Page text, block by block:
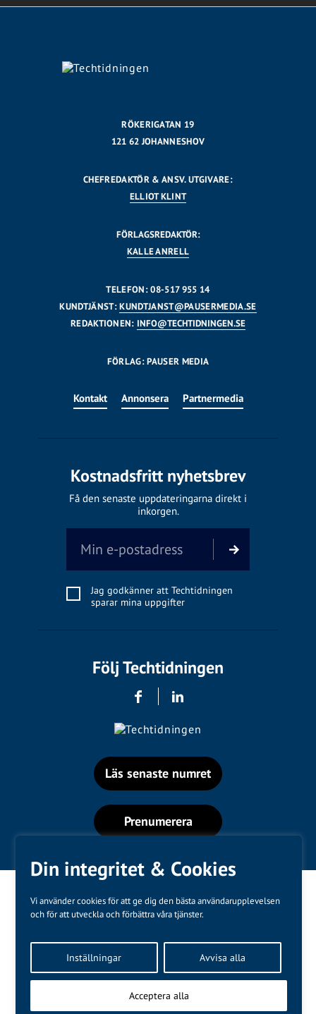
Din integritet & Cookies
Vi använder cookies för att ge dig den bästa användarupplevelsen
och för att utveckla och förbättra våra tjänster.
Inställningar Avvisa alla
Acceptera alla
RÖKERIGATAN 19
121 62 JOHANNESHOV
CHEFREDAKTÖR & ANSV. UTGIVARE:
ELLIOT KLINT
FÖRLAGSREDAKTÖR:
KALLE ANRELL
TELEFON: 08-517 955 14
KUNDTJÄNST:KUNDTJANST@PAUSERMEDIA.SE
REDAKTIONEN: INFO@TECHTIDNINGEN.SE
FÖRLAG: PAUSER MEDIA
Kontakt Annonsera Partnermedia
Kostnadsfritt nyhetsbrev
Få den senaste uppdateringarna direkt i
inkorgen.
Jag godkänner att Techtidningen
sparar mina uppgifter
Följ Techtidningen
Läs senaste numret
Prenumerera
Kundtjänst